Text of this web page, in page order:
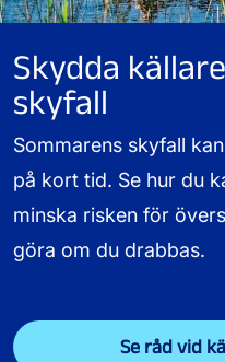
Skydda
skyfall
Sommarens skyfall
på kort tid. Se hur du
minska risken för
göra om du drabbas.
Se råd vid